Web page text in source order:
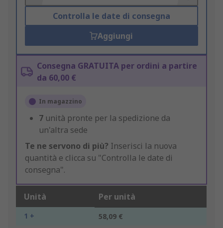
Controlla le date di consegna
Aggiungi
Consegna GRATUITA per ordini a partire
da 60,00 €
In magazzino
7 unità pronte per la spedizione da
un'altra sede
Te ne servono di più? Inserisci la nuova
quantità e clicca su "Controlla le date di
consegna".
Unità Per unità
1 + 58,09 €